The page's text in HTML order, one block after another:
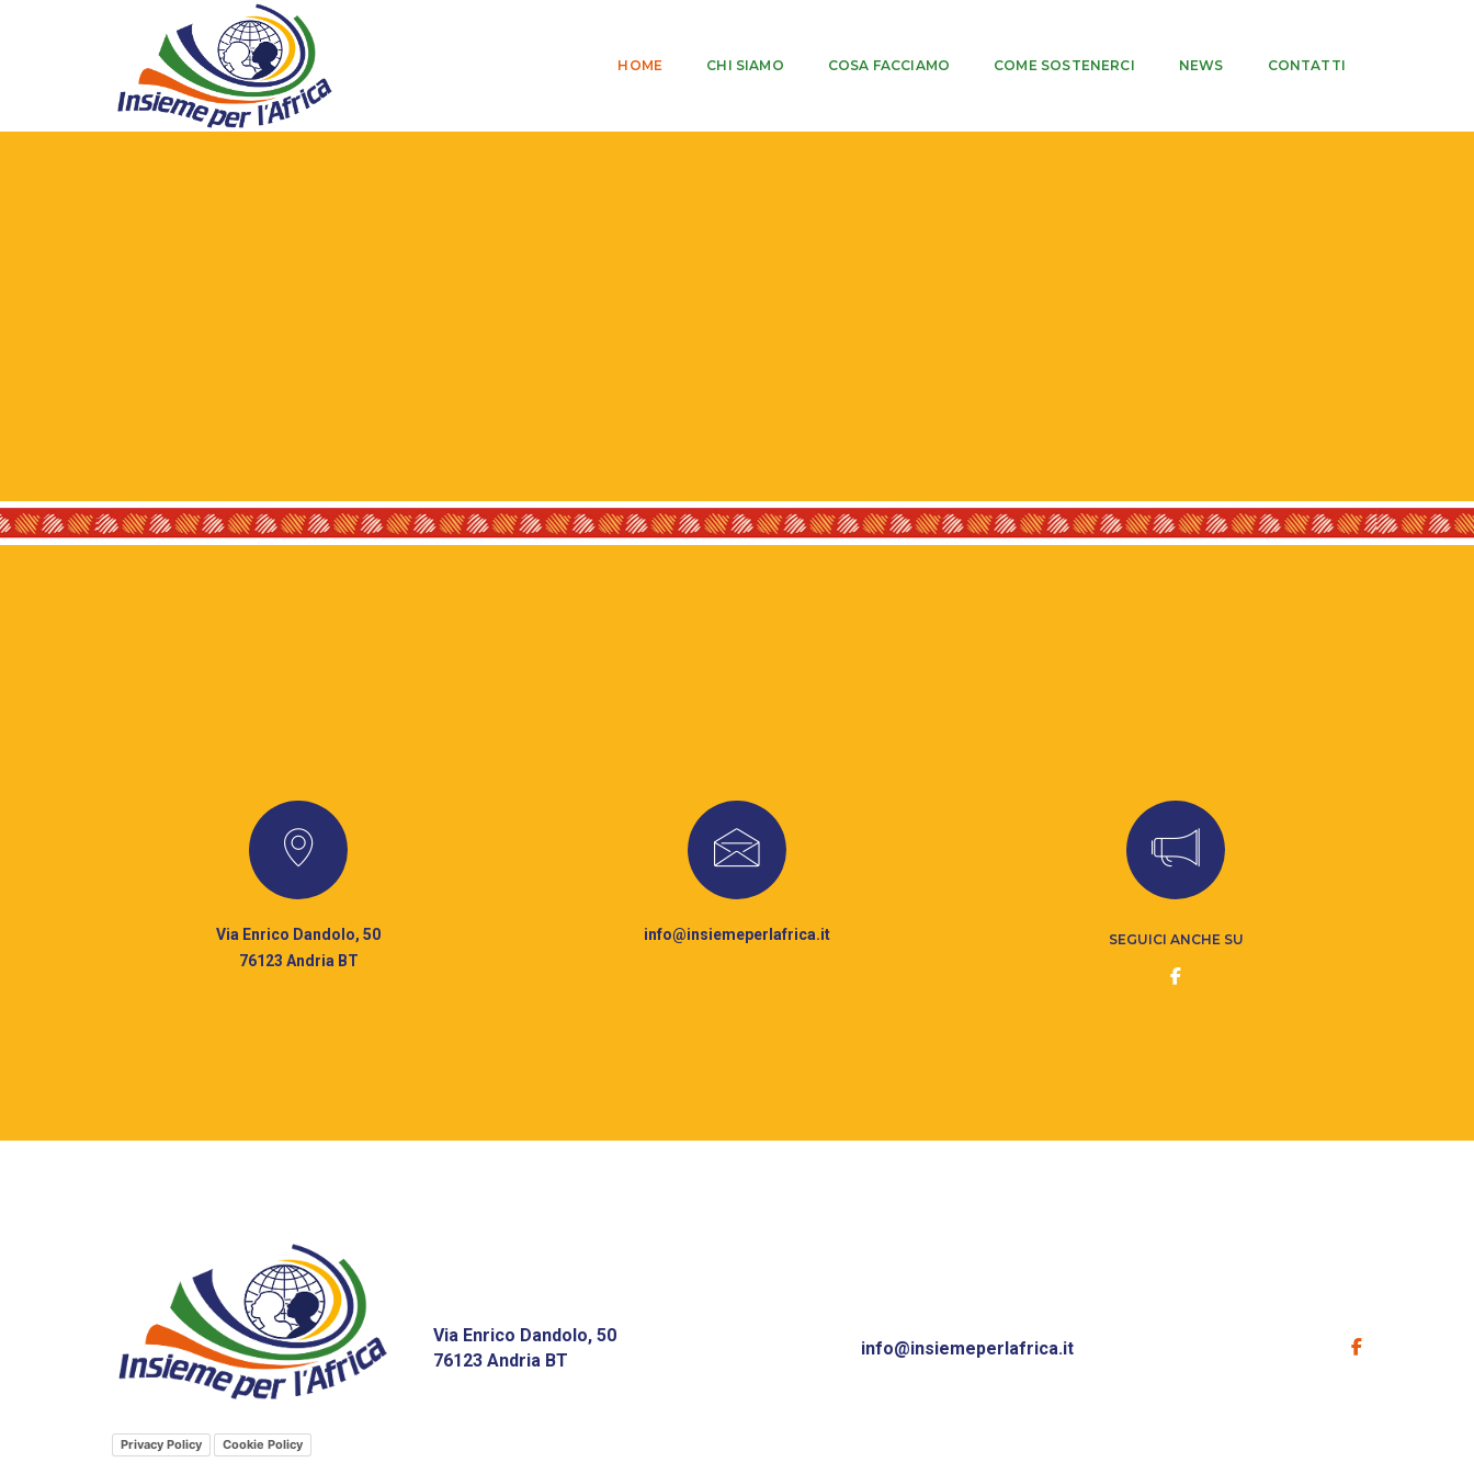
HOME CHI SIAMO COSA FACCIAMO COME SOSTENERCI NEWS CONTATTI
Via Enrico Dandolo, 50
76123 Andria BT
info@insiemeperlafrica.it SEGUICI ANCHE SU
Privacy Policy Cookie Policy
Via Enrico Dandolo, 50
76123 Andria BT
info@insiemeperlafrica.it